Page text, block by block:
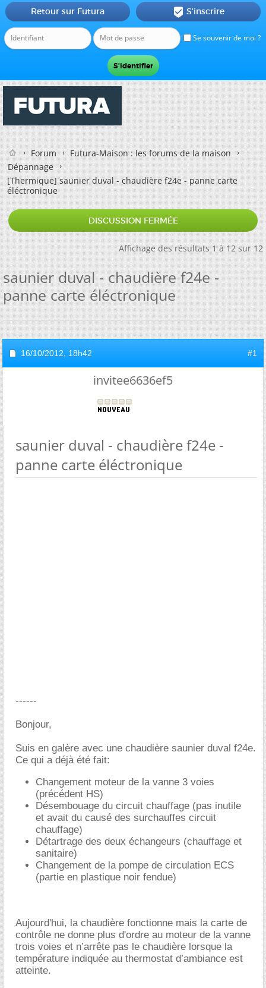
Se souvenir de moi ?
Retour sur Futura  S'inscrire
Forum
Futura-Maison : les forums de la maison
Dépannage
[Thermique]saunier duval - chaudière f24e - panne carte
éléctronique
DISCUSSION FERMÉE
Affichage des résultats 1 à 12 sur 12
saunier duval - chaudière f24e -
panne carte éléctronique
16/10/2012, 18h42 #1
invitee6636ef5
saunier duval - chaudière f24e -
panne carte éléctronique
------
Bonjour,
Suis en galère avec une chaudière saunier duval f24e.
Ce qui a déjà été fait:
Changement moteur de la vanne 3 voies
(précédent HS)
Désembouage du circuit chauffage (pas inutile
et avait du causé des surchauffes circuit
chauffage)
Détartrage des deux échangeurs (chauffage et
sanitaire)
Changement de la pompe de circulation ECS
(partie en plastique noir fendue)
Aujourd'hui, la chaudière fonctionne mais la carte de
contrôle ne donne plus d'ordre au moteur de la vanne
trois voies et n’arrête pas le chaudière lorsque la
température indiquée au thermostat d’ambiance est
atteinte.